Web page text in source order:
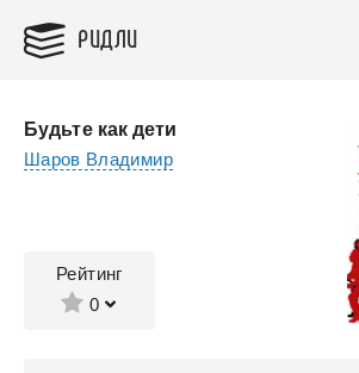
РИДЛИ
Будьте как дети
Шаров Владимир
Рейтинг
0